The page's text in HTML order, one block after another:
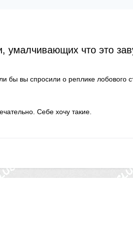
умалчивающих что это
вы спросили о реплике лобового
Себе хочу такие.